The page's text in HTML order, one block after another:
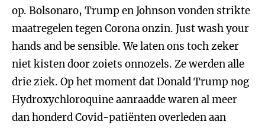
op. Bolsonaro, Trump en Johnson vonden strikte
maatregelen tegen Corona onzin. Just wash your
hands and be sensible. We laten ons toch zeker
niet kisten door zoiets onnozels. Ze werden alle
drie ziek. Op het moment dat Donald Trump nog
Hydroxychloroquine aanraadde waren al meer
dan honderd Covid-patiënten overleden aan